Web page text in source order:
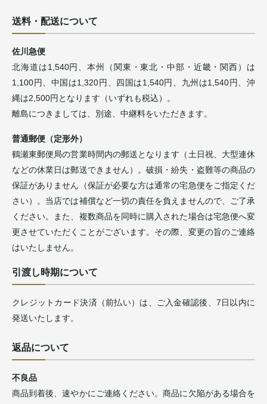
送料・配送について
佐川急便
北海道は1,540円、本州（関東・東北・中部・近畿・関西）は
1,100円、中国は1,320円、四国は1,540円、九州は1,540円、沖
縄は2,500円となります（いずれも税込）。
離島につきましては、別途、中継料をいただきます。
普通郵便（定形外）
鶴瀬東郵便局の営業時間内の郵送となります（土日祝、大型連休
などの休業日は郵送できません）。破損・紛失・盗難等の商品の
保証がありません（保証が必要な方は通常の宅急便をご指定くだ
さい）。当店では補償など一切の責任を負えませんので、ご了承
ください。また、複数商品を同時に購入された場合は宅急便へ変
更させていただくことがございます。その際、変更の旨のご連絡
はいたしません。
引渡し時期について
クレジットカード決済（前払い）は、ご入金確認後、7日以内に
発送いたします。
返品について
不良品
商品到着後、速やかにご連絡ください。商品に欠陥がある場合を